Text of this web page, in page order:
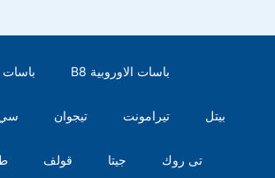
باسات B8 باسات الاوروبية
تيجوان تيرامونت بيتل
قولف جيتا تى روك